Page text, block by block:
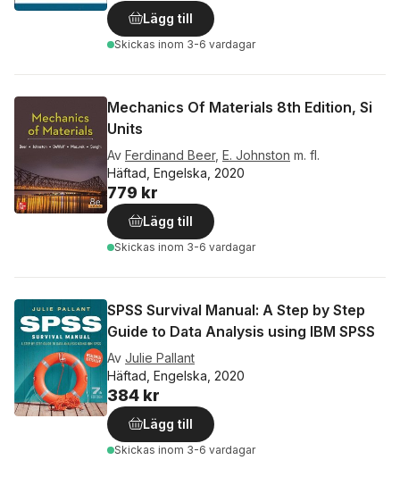
Lägg till
Skickas inom 3-6 vardagar
Mechanics Of Materials 8th Edition, Si
Units
Av Ferdinand Beer, E. Johnston m. fl.
Häftad, Engelska, 2020
779 kr
Lägg till
Skickas inom 3-6 vardagar
SPSS Survival Manual: A Step by Step
Guide to Data Analysis using IBM SPSS
Av Julie Pallant
Häftad, Engelska, 2020
384 kr
Lägg till
Skickas inom 3-6 vardagar